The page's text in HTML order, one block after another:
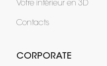
Votre intérieur en 3D
Contacts
CORPORATE